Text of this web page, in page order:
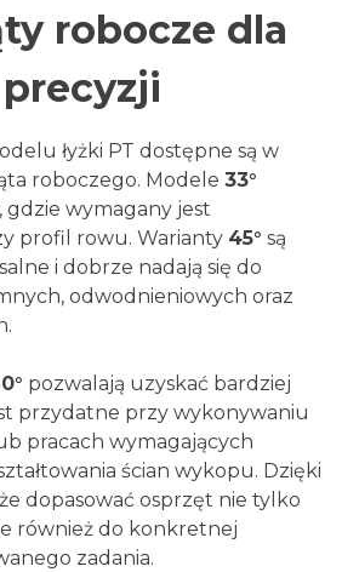
robocze dla
łyżki PT dostępne są w
roboczego. Modele 33°
gdzie wymagany jest
profil rowu. Warianty 45° są
i dobrze nadają się do
odwodnieniowych oraz
pozwalają uzyskać bardziej
przydatne przy wykonywaniu
pracach wymagających
ścian wykopu. Dzięki
dopasować osprzęt nie tylko
również do konkretnej
zadania.